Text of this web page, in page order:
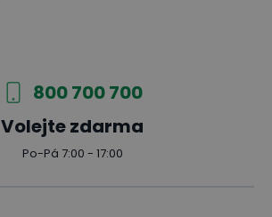
800 700 700
Volejte zdarma
Po-Pá 7:00 - 17:00